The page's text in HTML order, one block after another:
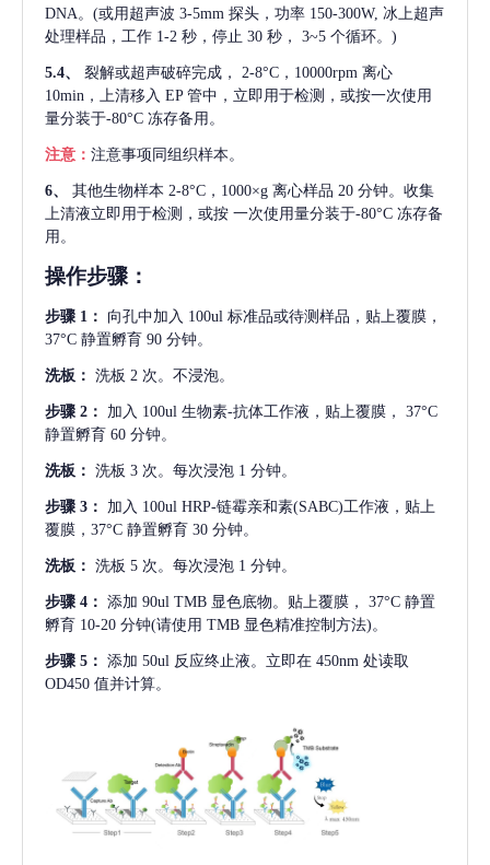
DNA。(或用超声波 3-5mm 探头，功率 150-300W, 冰上超声
处理样品，工作 1-2 秒，停止 30 秒， 3~5 个循环。)
5.4、 裂解或超声破碎完成，
2-8°C，10000rpm 离心
10min，上清移入 EP 管中，立即用于检测，或按一次使用
量分装于-80°C 冻存备用。
注意： 注意事项同组织样本。
6、 其他生物样本 2-8°C，1000×g 离心样品 20 分钟。收集
上清液立即用于检测，或按 一次使用量分装于-80°C 冻存备
用。
操作步骤：
步骤 1： 向孔中加入 100ul 标准品或待测样品，贴上覆膜，
37°C 静置孵育 90 分钟。
洗板： 洗板 2 次。不浸泡。
步骤 2： 加入 100ul 生物素-抗体工作液，贴上覆膜， 37°C
静置孵育 60 分钟。
洗板： 洗板 3 次。每次浸泡 1 分钟。
步骤 3： 加入 100ul HRP-链霉亲和素(SABC)工作液，贴上
覆膜，37°C 静置孵育 30 分钟。
洗板： 洗板 5 次。每次浸泡 1 分钟。
步骤 4： 添加 90ul TMB 显色底物。贴上覆膜， 37°C 静置
孵育 10-20 分钟(请使用 TMB 显色精准控制方法)。
步骤 5： 添加 50ul 反应终止液。立即在 450nm 处读取
OD450 值并计算。